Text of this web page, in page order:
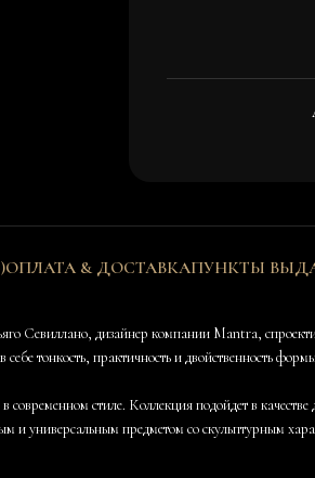
ОПЛАТА & ДОСТАВКАПУНКТЫ
дизайнер компании Mantra,
тонкость, практичность и двойственность
стиле. Коллекция подойдет в
предметом со скульптурным